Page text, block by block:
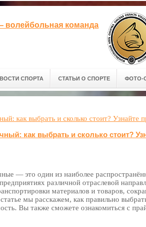
волейбольная команда
СПОРТА СТАТЬИ О СПОРТЕ ФОТО-
как выбрать и сколько стоит? Узнайте
как выбрать и сколько стоит?
— это один из наиболее
различной отраслевой
материалов и товаров,
мы расскажем, как правильно
Вы также сможете ознакомиться с